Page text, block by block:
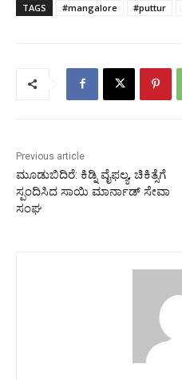
TAGS #mangalore #puttur
Previous article
ಮೂಡುಬಿದಿರೆ: ಕಿಡ್ನಿ ವೈಫಲ್ಯ, ಚಿಕಿತ್ಸೆಗೆ
ಸ್ಪಂದಿಸಿದ ಸಾಯಿ ಮಾರ್ನಾಡ್ ಸೇವಾ
ಸಂಘ